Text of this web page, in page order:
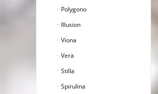
Polygono
Illusion
Viona
Vera
Stilla
Spirulina